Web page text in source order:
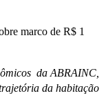
marco de R$ 1
da ABRAINC,
da habitação